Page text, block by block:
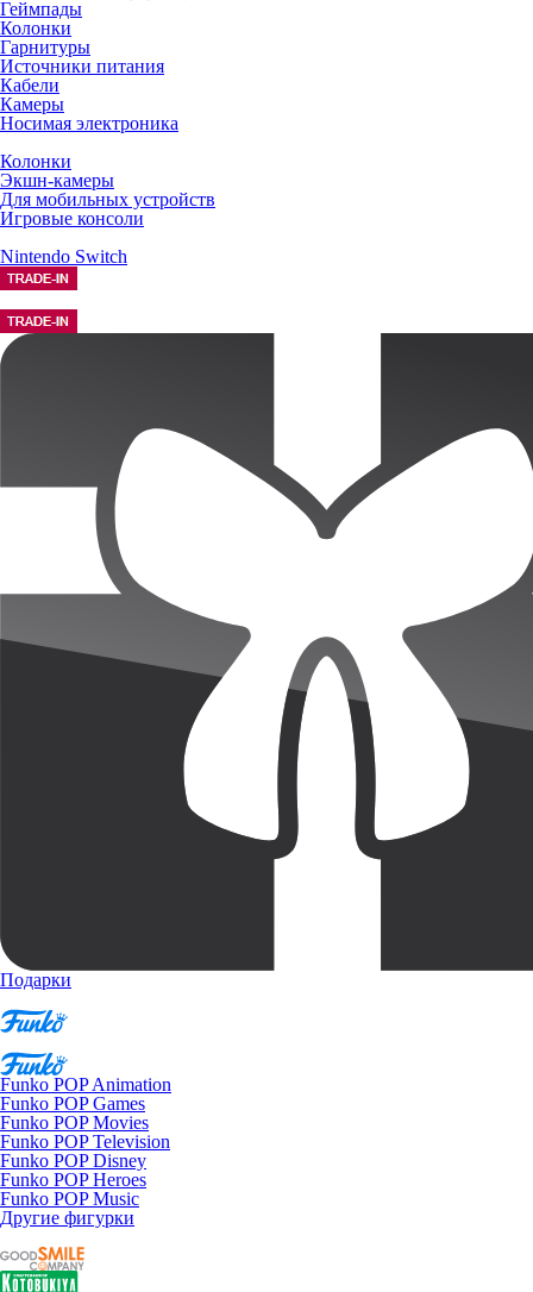
Геймпады
Колонки
Гарнитуры
Источники питания
Кабели
Камеры
Носимая электроника
Колонки
Экшн-камеры
Для мобильных устройств
Игровые консоли
Nintendo Switch
Подарки
Funko POP Animation
Funko POP Games
Funko POP Movies
Funko POP Television
Funko POP Disney
Funko POP Heroes
Funko POP Music
Другие фигурки